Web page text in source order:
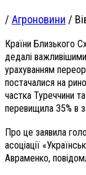
/ Агроновини /
Країни Близького
дедалі
урахуванням
постачалися на
частка Туреччини
перевищила 35% в
Про це заявила
асоціації
Авраменко,